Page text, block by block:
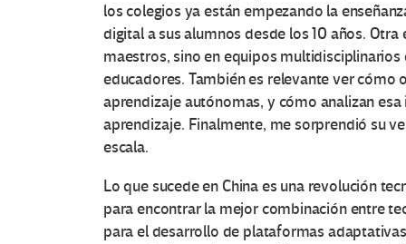
los colegios ya están empezando la
digital a sus alumnos desde los 10 años.
maestros, sino en equipos
educadores. También es relevante ver
aprendizaje autónomas, y cómo analizan
aprendizaje. Finalmente, me sorprendió su
escala.
Lo que sucede en China es una revolución
para encontrar la mejor combinación entre
para el desarrollo de plataformas